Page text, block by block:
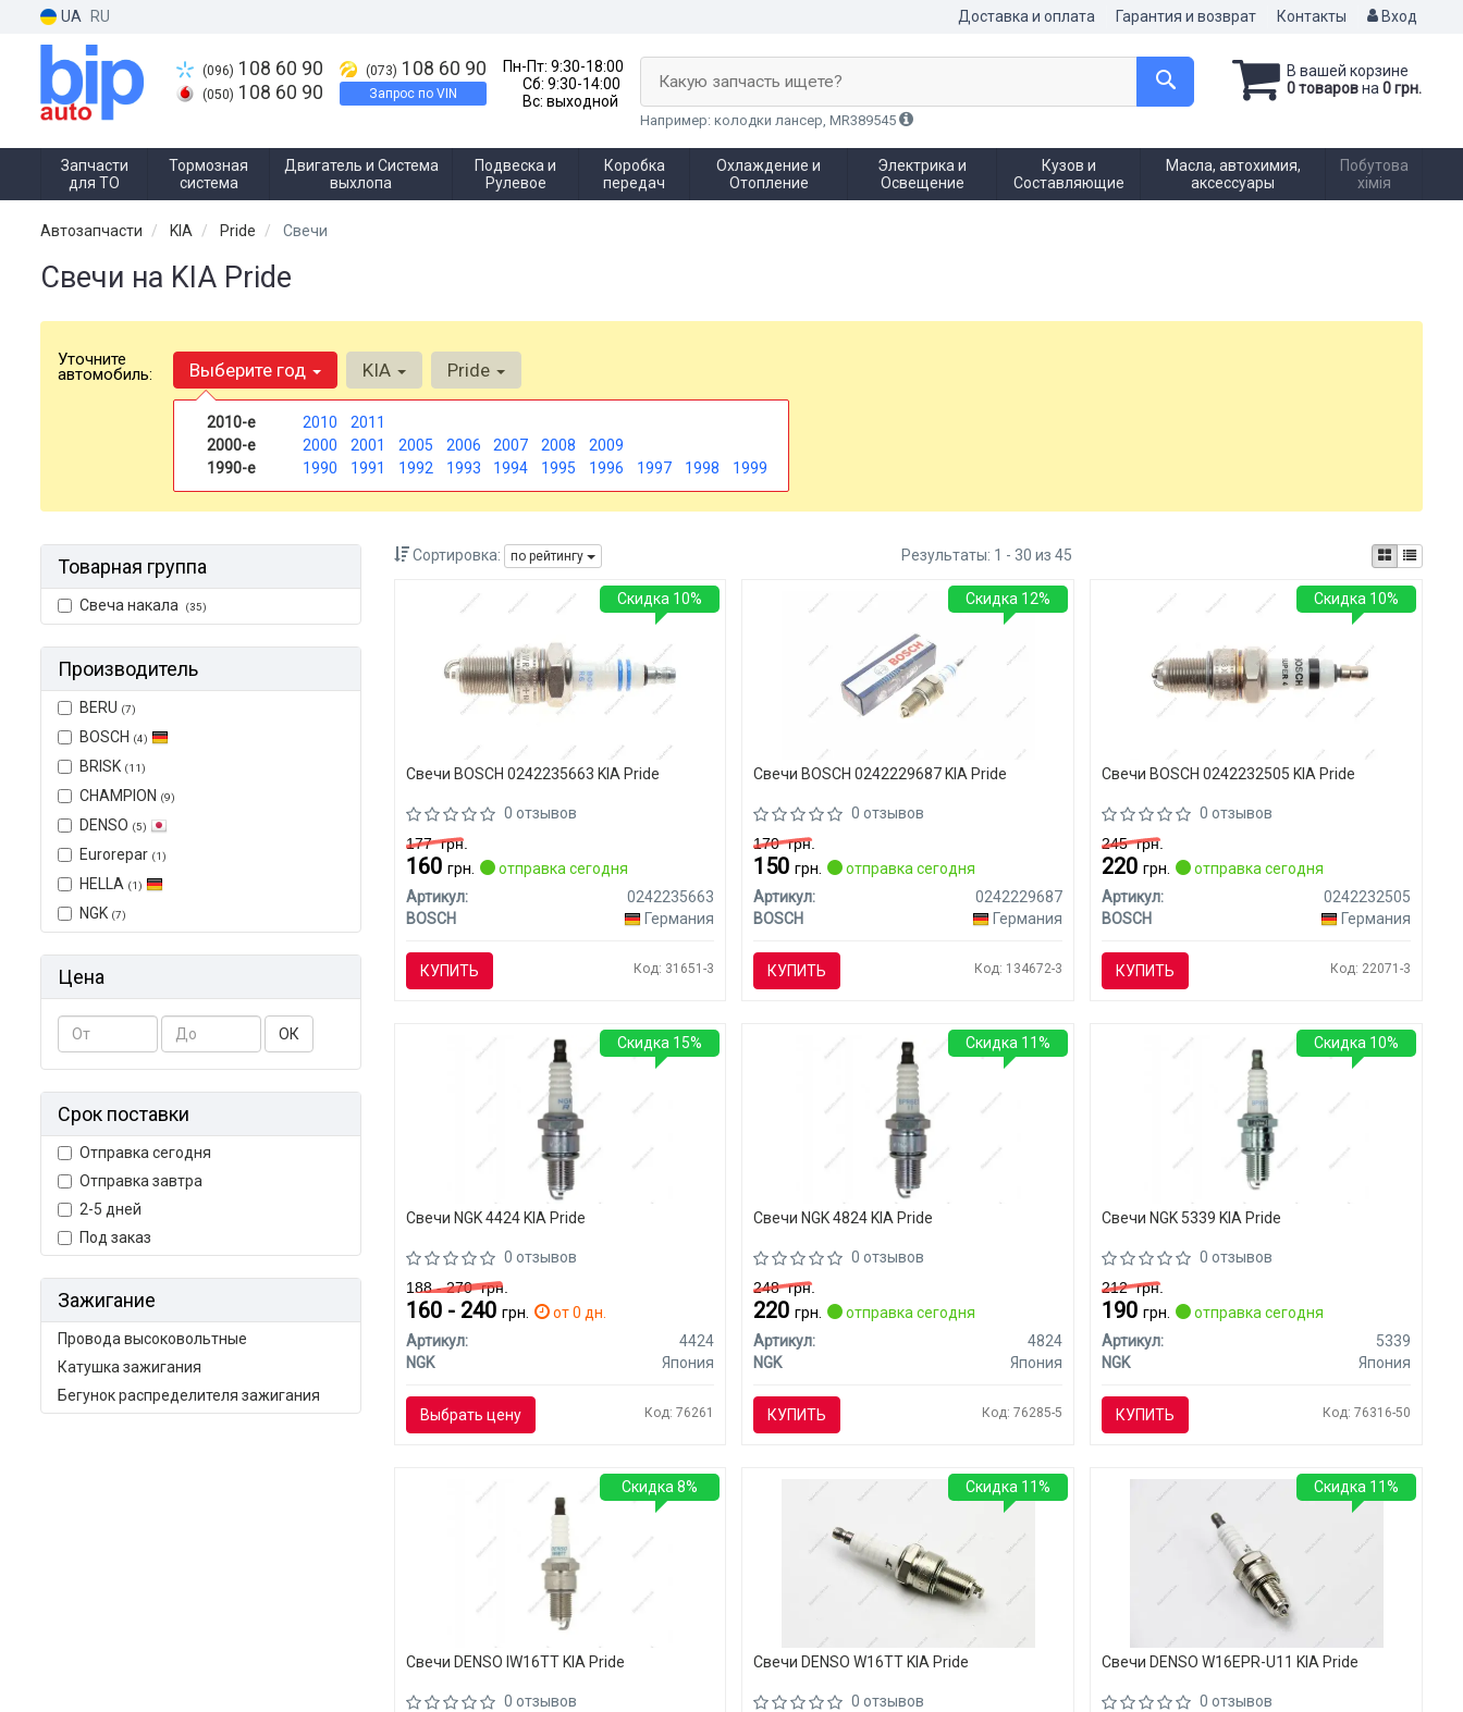
UA RU Доставка и оплата Гарантия и возврат Контакты Вход
(096) 108 60 90
(050) 108 60 90
(073) 108 60 90
Запрос по VIN
Пн-Пт: 9:30-18:00
Сб: 9:30-14:00
Вс: выходной
В вашей корзине
0 товаровна 0 грн.
Какую запчасть ищете?
Например: колодки лансер, MR389545
Запчасти
для ТО
Тормозная
система
Двигатель и Система
выхлопа
Подвеска и
Рулевое
Коробка
передач
Охлаждение и
Отопление
Электрика и
Освещение
Кузов и
Составляющие
Масла, автохимия,
аксессуары
Побутова
хімія
Автозапчасти KIA Pride Свечи
Свечи на KIA Pride
Уточните
автомобиль: Выберите год
2010-е 2010
2011
2000-е
2000 2001 2005 2006 2007 2008
2009
1990-е
1990 1991 1992 1993 1994 1995 1996 1997 1998 1999
KIA Pride
Товарная группа
Свеча накала (35)
Производитель
BERU (7)
BOSCH (4)
BRISK (11)
CHAMPION (9)
DENSO (5)
Eurorepar (1)
HELLA (1)
NGK (7)
Цена
ОК
Срок поставки
Отправка сегодня
Отправка завтра
2-5 дней
Под заказ
Зажигание
Провода высоковольтные
Катушка зажигания
Бегунок распределителя зажигания
Сортировка: по рейтингу Результаты: 1 - 30 из 45
Свечи BOSCH 0242235663 KIA Pride
0 отзывов
177грн.
160 грн.
отправка сегодня
Артикул:
0242235663
BOSCH
Германия
КУПИТЬ Код: 31651-3
Скидка 10%
Свечи BOSCH 0242229687 KIA Pride
0 отзывов
170грн.
150грн.
отправка сегодня
Артикул:
0242229687
BOSCH
Германия
КУПИТЬ Код: 134672-3
Скидка 12%
Свечи BOSCH 0242232505 KIA Pride
0 отзывов
245грн.
220грн.
отправка сегодня
Артикул:
0242232505
BOSCH
Германия
КУПИТЬ Код: 22071-3
Скидка 10%
Свечи NGK 4424 KIA Pride
0 отзывов
188 - 270грн.
160 - 240 грн.
от 0 дн.
Артикул:
4424
NGK
Япония
Выбрать цену Код: 76261
Скидка 15%
Свечи NGK 4824 KIA Pride
0 отзывов
248грн.
220грн.
отправка сегодня
Артикул:
4824
NGK
Япония
КУПИТЬ Код: 76285-5
Скидка 11%
Свечи NGK 5339 KIA Pride
0 отзывов
212грн.
190грн.
отправка сегодня
Артикул:
5339
NGK
Япония
КУПИТЬ Код: 76316-50
Скидка 10%
Свечи DENSO IW16TT KIA Pride
0 отзывов
Скидка 8%
Свечи DENSO W16TT KIA Pride
0 отзывов
Скидка 11%
Свечи DENSO W16EPR-U11 KIA Pride
0 отзывов
Скидка 11%